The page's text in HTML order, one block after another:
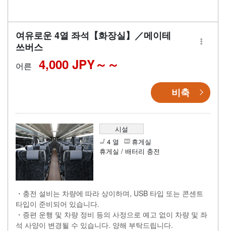
여유로운 4열 좌석【화장실】／메이테
쓰버스
어른 4,000 JPY～
비축
시설
4 열
휴게실
휴게실 / 배터리 충전
・충전 설비는 차량에 따라 상이하며, USB 타입 또는 콘센트
타입이 준비되어 있습니다.
・증편 운행 및 차량 정비 등의 사정으로 예고 없이 차량 및 좌
석 사양이 변경될 수 있습니다. 양해 부탁드립니다.